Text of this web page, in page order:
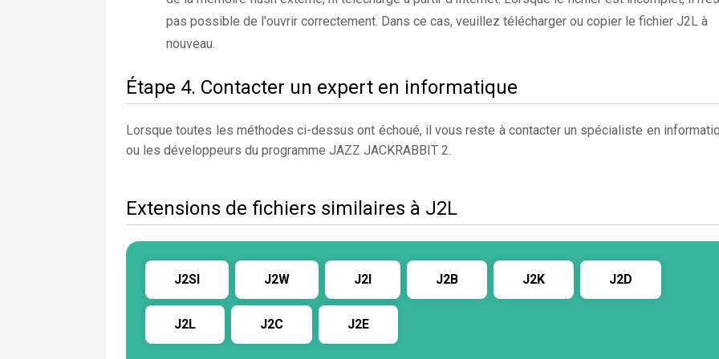
pas possible de l'ouvrir correctement. Dans ce cas, veuillez télécharger ou copier le fichier J2L à
nouveau.
Étape 4. Contacter un expert en informatique
Lorsque toutes les méthodes ci-dessus ont échoué, il vous reste à contacter un spécialiste en
ou les développeurs du programme JAZZ JACKRABBIT 2.
Extensions de fichiers similaires à J2L
J2SI J2W J2I J2B J2K J2D
J2L J2C J2E